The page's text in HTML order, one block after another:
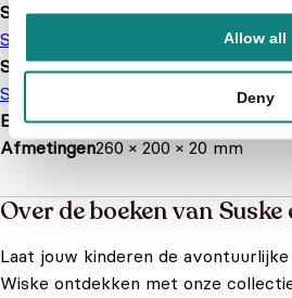
Allow all
Deny
Serie of karakter
Suske en Wiske
Soort boek
Stripboek
EAN8720865558134
Afmetingen260 × 200 × 20 mm
Over de boeken van Suske
Laat jouw kinderen de
Wiske ontdekken met onze